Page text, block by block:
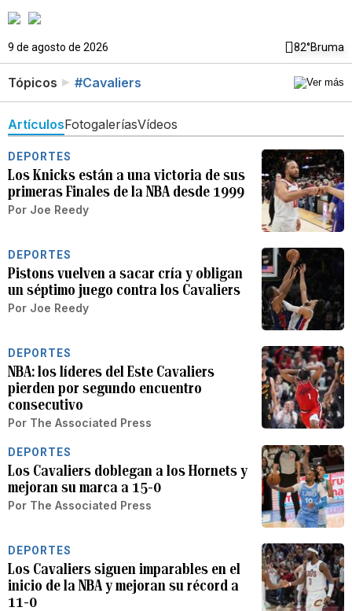
9 de agosto de 2026 82°Bruma
Tópicos #Cavaliers
ArtículosFotogaleríasVídeos
DEPORTES
Los Knicks están a una victoria de sus
primeras Finales de la NBA desde 1999
Por Joe Reedy
DEPORTES
Pistons vuelven a sacar cría y obligan
un séptimo juego contra los Cavaliers
Por Joe Reedy
DEPORTES
NBA: los líderes del Este Cavaliers
pierden por segundo encuentro
consecutivo
Por The Associated Press
DEPORTES
Los Cavaliers doblegan a los Hornets y
mejoran su marca a 15-0
Por The Associated Press
DEPORTES
Los Cavaliers siguen imparables en el
inicio de la NBA y mejoran su récord a
11-0